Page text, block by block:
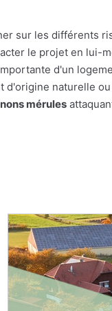
sur les différents
le projet en lui-
d'un
naturelle ou
mérules